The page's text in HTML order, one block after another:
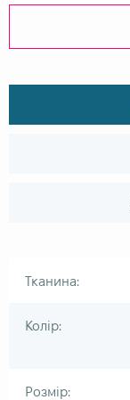
Тканина:
Колір:
Розмір: